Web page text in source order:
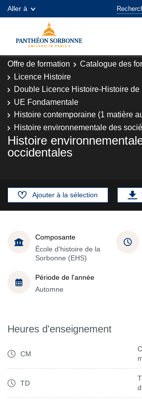
Aller à
Offre de formation Catalogue des
Licence Histoire
Double Licence Histoire-Histoire
UE Fondamentale
Histoire contemporaine (1 matière
Histoire environnementale des
Histoire
occidentales
Ajouter à la sélection
Composante
École d'histoire de la
Sorbonne (EHS)
Période de l'année
Automne
Heures d'enseignement
CM
TD